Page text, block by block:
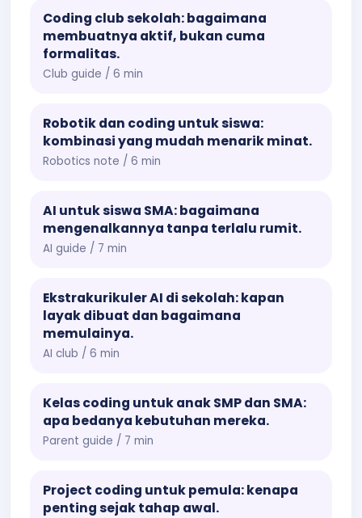
Coding club sekolah: bagaimana
membuatnya aktif, bukan cuma
formalitas.
Club guide / 6 min
Robotik dan coding untuk siswa:
kombinasi yang mudah menarik minat.
Robotics note / 6 min
AI untuk siswa SMA: bagaimana
mengenalkannya tanpa terlalu rumit.
AI guide / 7 min
Ekstrakurikuler AI di sekolah: kapan
layak dibuat dan bagaimana
memulainya.
AI club / 6 min
Kelas coding untuk anak SMP dan SMA:
apa bedanya kebutuhan mereka.
Parent guide / 7 min
Project coding untuk pemula: kenapa
penting sejak tahap awal.